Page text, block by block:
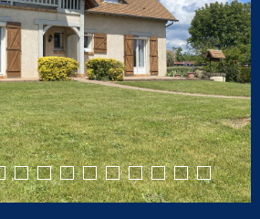
NOS
CONTACT
Budget
BUDGET
RECHERCHER